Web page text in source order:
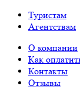
Туристам
Агентствам
О компании
Как
Контакты
Отзывы